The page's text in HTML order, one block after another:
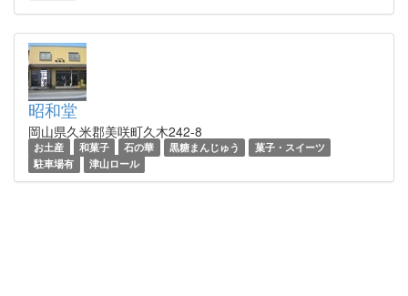
昭和堂
岡山県久米郡美咲町久木242-8
お土産 和菓子 石の華 黒糖まんじゅう
菓子・スイーツ
駐車場有
津山ロール